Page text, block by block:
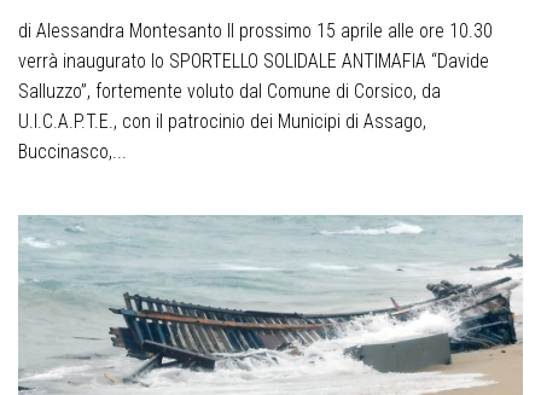
di Alessandra Montesanto Il prossimo 15 aprile alle ore 10.30
verrà inaugurato lo SPORTELLO SOLIDALE ANTIMAFIA “Davide
Salluzzo”, fortemente voluto dal Comune di Corsico, da
U.I.C.A.P.T.E., con il patrocinio dei Municipi di Assago,
Buccinasco,...